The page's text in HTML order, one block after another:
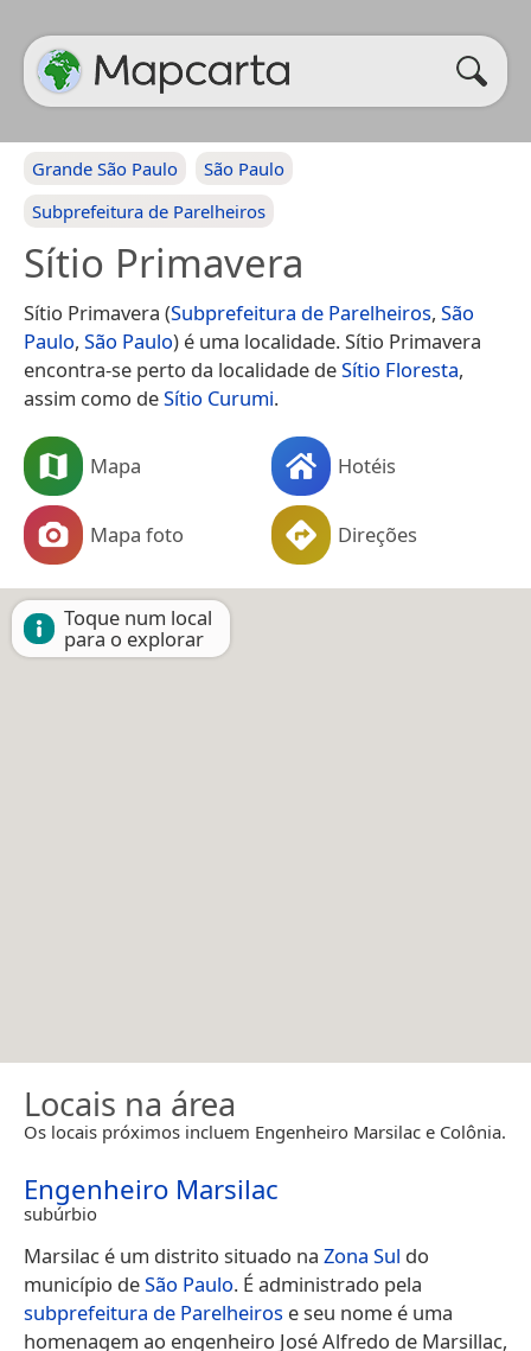
Grande São Paulo
São Paulo
Subprefeitura de Parelheiros
Sítio Primavera
Sítio Primavera (Subprefeitura de Parelheiros, São
Paulo, São Paulo) é uma localidade. Sítio Primavera
encontra-se perto da localidade deSítio Floresta,
assim como deSítio Curumi.
Mapa Hotéis
Mapa foto Direções
Toque num local
para o explorar
Locais na área
Os locais próximos incluem Engenheiro Marsilac e Colônia.
Engenheiro Marsilac
subúrbio
Marsilac é um distrito situado na Zona Sul do
município deSão Paulo. É administrado pela
subprefeitura de Parelheiros e seu nome é uma
homenagem ao engenheiro José Alfredo de Marsillac,